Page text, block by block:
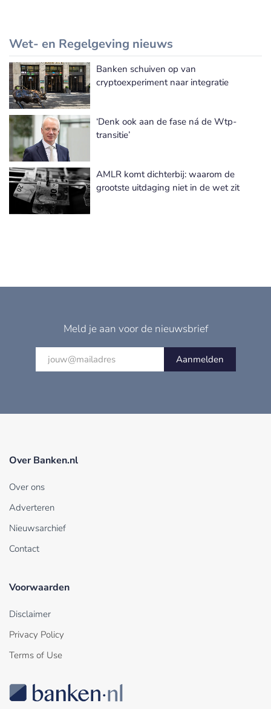
Wet- en Regelgeving nieuws
Meer Wet- en Regelgeving nieuws
Banken schuiven op van
cryptoexperiment naar integratie
‘Denk ook aan de fase ná de Wtp-
transitie’
AMLR komt dichterbij: waarom de
grootste uitdaging niet in de wet zit
Meld je aan voor de nieuwsbrief
Aanmelden
Over Banken.nl
Over ons
Adverteren
Nieuwsarchief
Contact
Voorwaarden
Disclaimer
Privacy Policy
Terms of Use